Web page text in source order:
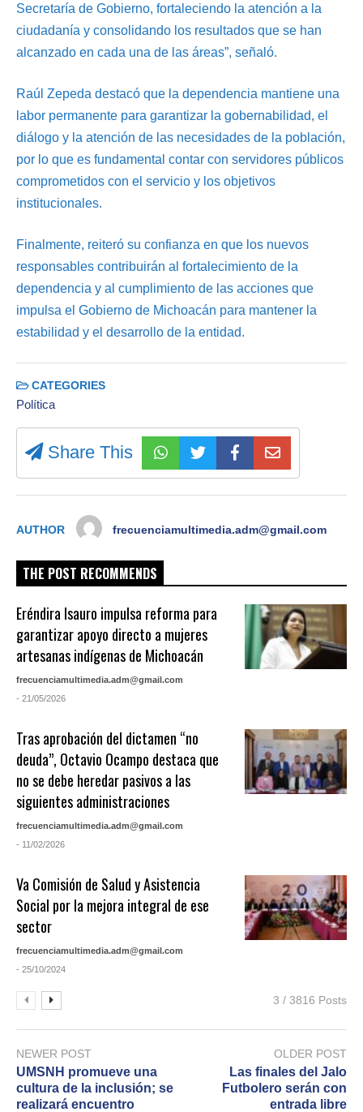
Secretaría de Gobierno, fortaleciendo la atención a la
ciudadanía y consolidando los resultados que se han
alcanzado en cada una de las áreas”, señaló.
Raúl Zepeda destacó que la dependencia mantiene una
labor permanente para garantizar la gobernabilidad, el
diálogo y la atención de las necesidades de la población,
por lo que es fundamental contar con servidores públicos
comprometidos con el servicio y los objetivos
institucionales.
Finalmente, reiteró su confianza en que los nuevos
responsables contribuirán al fortalecimiento de la
dependencia y al cumplimiento de las acciones que
impulsa el Gobierno de Michoacán para mantener la
estabilidad y el desarrollo de la entidad.
CATEGORIES
Política
Share This
AUTHOR frecuenciamultimedia.adm@gmail.com
THE POST RECOMMENDS
Eréndira Isauro impulsa reforma para
garantizar apoyo directo a mujeres
artesanas indígenas de Michoacán
frecuenciamultimedia.adm@gmail.com
- 21/05/2026
Tras aprobación del dictamen “no
deuda”, Octavio Ocampo destaca que
no se debe heredar pasivos a las
siguientes administraciones
frecuenciamultimedia.adm@gmail.com
- 11/02/2026
Va Comisión de Salud y Asistencia
Social por la mejora integral de ese
sector
frecuenciamultimedia.adm@gmail.com
- 25/10/2024
3 / 3816 Posts
NEWER POST
UMSNH promueve una
cultura de la inclusión; se
realizará encuentro
OLDER POST
Las finales del Jalo
Futbolero serán con
entrada libre